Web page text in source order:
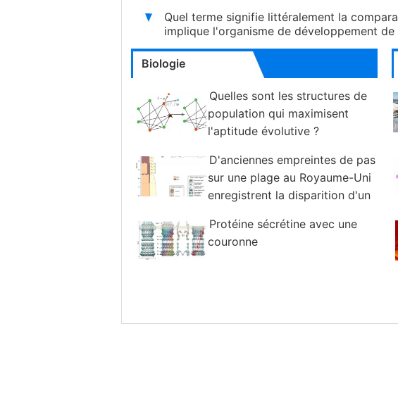
Quel terme signifie littéralement la
implique l'organisme de développement de
Biologie
Quelles sont les structures de
population qui maximisent
l'aptitude évolutive ?
D'anciennes empreintes de pas
sur une plage au Royaume-Uni
enregistrent la disparition d'un
Protéine sécrétine avec une
couronne